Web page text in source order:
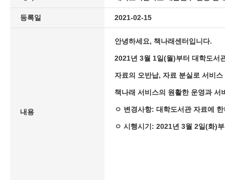
등록일 2021-02-15
내용
안녕하세요, 책나래센터입니다.
2021년 3월 1일(월)부터 대학도서
자료의 오반납, 자료 분실로 서비
책나래 서비스의 원활한 운영과 서
ㅇ 변경사항: 대학도서관 자료에
ㅇ 시행시기: 2021년 3월 2일(화)